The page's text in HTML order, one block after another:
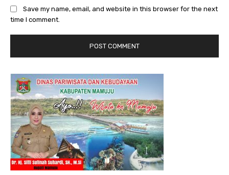
Save my name, email, and website in this browser for the next
time I comment.